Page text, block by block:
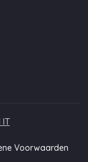
IT
Voorwaarden